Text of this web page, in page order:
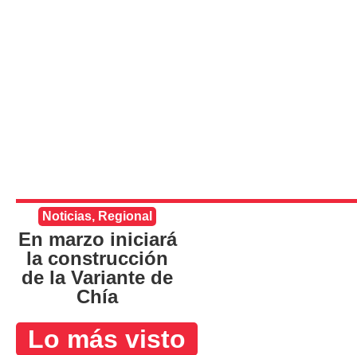
Noticias, Regional
En marzo iniciará
la construcción
de la Variante de
Chía
Lo más visto